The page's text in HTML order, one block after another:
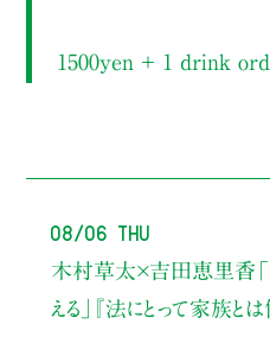
1500yen ＋ 1 drink
08/06 Thu
木村草太×吉田恵里香
える」
『法にとって家族と